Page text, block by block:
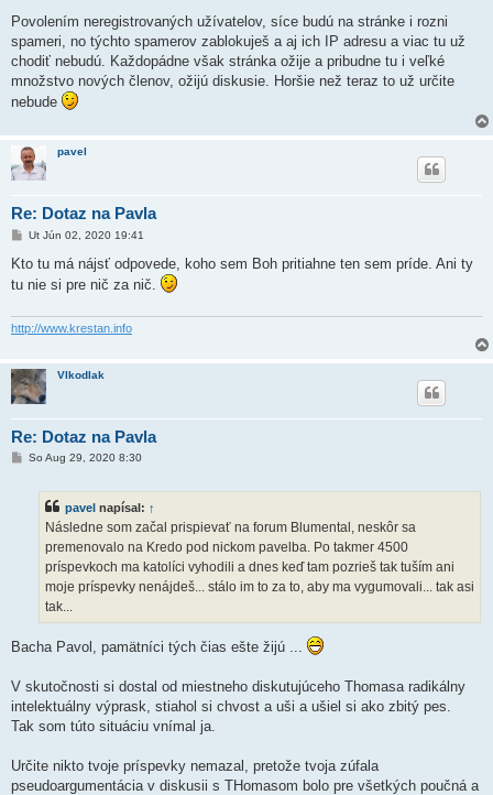
Povolením neregistrovaných užívatelov, síce budú na stránke i rozni
spameri, no týchto spamerov zablokuješ a aj ich IP adresu a viac tu už
chodiť nebudú. Každopádne však stránka ožije a pribudne tu i veľké
množstvo nových členov, ožijú diskusie. Horšie než teraz to už určite
nebude
pavel
Re: Dotaz na Pavla
P
í
p
o
Ut Jún 02, 2020 19:41
Kto tu má nájsť odpovede, koho sem Boh pritiahne ten sem príde. Ani ty
tu nie si pre nič za nič.
http://www.krestan.info
Vlkodlak
Re: Dotaz na Pavla
PSo Aug 29, 2020 8:30
pavel napísal: ↑
Následne som začal prispievať na forum Blumental, neskôr sa
premenovalo na Kredo pod nickom pavelba. Po takmer 4500
príspevkoch ma katolíci vyhodili a dnes keď tam pozrieš tak tuším ani
moje príspevky nenájdeš... stálo im to za to, aby ma vygumovali... tak asi
tak...
Bacha Pavol, pamätníci tých čias ešte žijú ...
V skutočnosti si dostal od miestneho diskutujúceho Thomasa radikálny
intelektuálny výprask, stiahol si chvost a uši a ušiel si ako zbitý pes.
Tak som túto situáciu vnímal ja.
Určite nikto tvoje príspevky nemazal, pretože tvoja zúfala
pseudoargumentácia v diskusii s THomasom bolo pre všetkých poučná a